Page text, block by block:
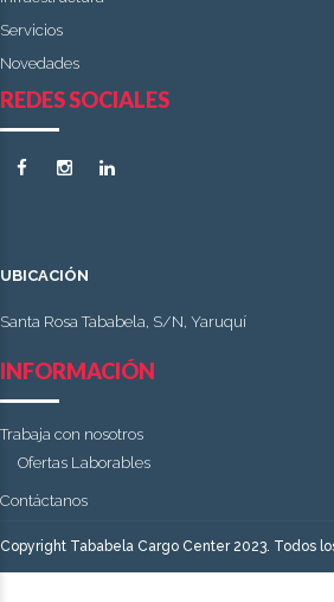
Servicios
Novedades
REDES SOCIALES
UBICACIÓN
Santa Rosa Tababela, S/N, Yaruquí
INFORMACIÓN
Trabaja con nosotros
Ofertas Laborables
Contáctanos
Copyright Tababela Cargo Center 2023. Todos